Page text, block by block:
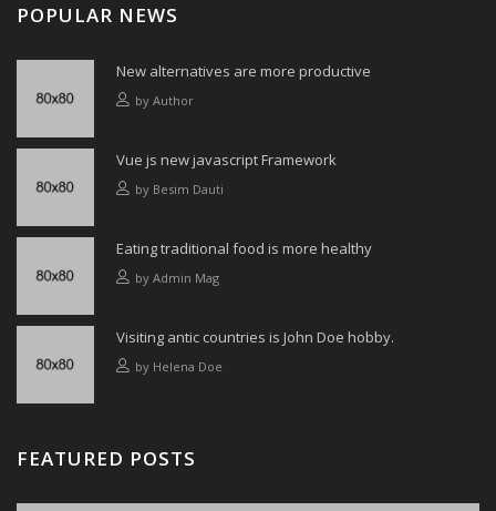
POPULAR NEWS
New alternatives are more productive
by Author
Vue js new javascript Framework
by Besim Dauti
Eating traditional food is more healthy
by Admin Mag
Visiting antic countries is John Doe hobby.
by Helena Doe
FEATURED POSTS